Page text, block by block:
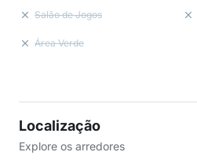
Salão de Jogos
Área Verde
Localização
Explore os arredores